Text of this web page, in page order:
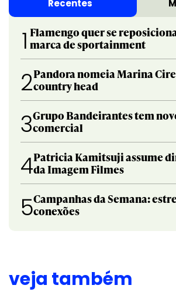
Recentes
1 Flamengo quer se
marca de sportainment
2Pandora nomeia Marina
country head
3Grupo Bandeirantes tem
comercial
4Patricia Kamitsuji assume
da Imagem Filmes
5Campanhas da Semana:
conexões
veja também